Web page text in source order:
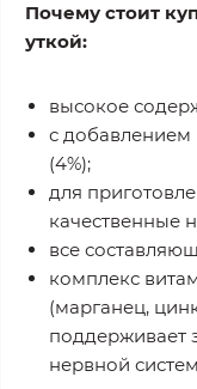
Почему стоит
уткой:
высокое
с добавлением
(4%);
для
качественные
все
комплекс
(марганец,
поддерживает
нервной